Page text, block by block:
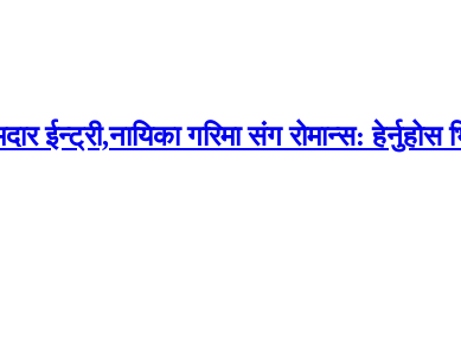
गरिमा संग रोमान्स: हेर्नुहोस